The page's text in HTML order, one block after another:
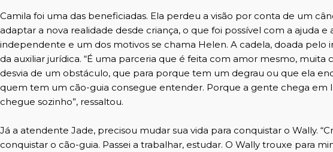
Camila foi uma das beneficiadas. Ela perdeu a visão por conta de um
adaptar a nova realidade desde criança, o que foi possível com a ajuda e
independente e um dos motivos se chama Helen. A cadela, doada pelo
da auxiliar jurídica. “É uma parceria que é feita com amor mesmo,
desvia de um obstáculo, que para porque tem um degrau ou que ela
quem tem um cão-guia consegue entender. Porque a gente chega em
chegue sozinho”, ressaltou.
Já a atendente Jade, precisou mudar sua vida para conquistar o Wally.
conquistar o cão-guia. Passei a trabalhar, estudar. O Wally trouxe para